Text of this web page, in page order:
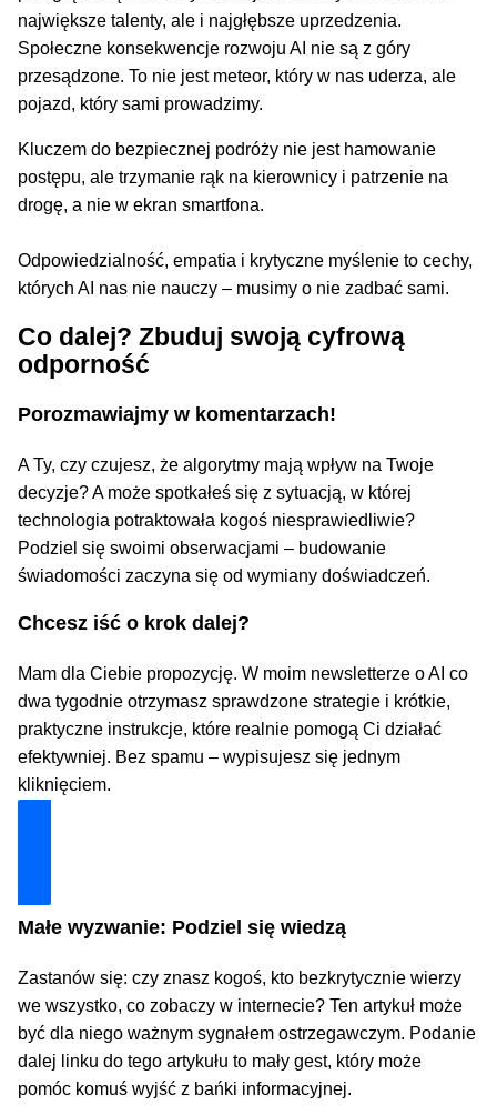
największe talenty, ale i najgłębsze uprzedzenia.
Społeczne konsekwencje rozwoju AI nie są z góry
przesądzone. To nie jest meteor, który w nas uderza, ale
pojazd, który sami prowadzimy.
Kluczem do bezpiecznej podróży nie jest hamowanie
postępu, ale trzymanie rąk na kierownicy i patrzenie na
drogę, a nie w ekran smartfona.
Odpowiedzialność, empatia i krytyczne myślenie to cechy,
których AI nas nie nauczy – musimy o nie zadbać sami.
Co dalej? Zbuduj swoją cyfrową
odporność
Porozmawiajmy w komentarzach!
A Ty, czy czujesz, że algorytmy mają wpływ na Twoje
decyzje? A może spotkałeś się z sytuacją, w której
technologia potraktowała kogoś niesprawiedliwie?
Podziel się swoimi obserwacjami – budowanie
świadomości zaczyna się od wymiany doświadczeń.
Chcesz iść o krok dalej?
Mam dla Ciebie propozycję. W moim newsletterze o AI co
dwa tygodnie otrzymasz sprawdzone strategie i krótkie,
praktyczne instrukcje, które realnie pomogą Ci działać
efektywniej. Bez spamu – wypisujesz się jednym
kliknięciem.
Małe wyzwanie: Podziel się wiedzą
Zastanów się: czy znasz kogoś, kto bezkrytycznie wierzy
we wszystko, co zobaczy w internecie? Ten artykuł może
być dla niego ważnym sygnałem ostrzegawczym. Podanie
dalej linku do tego artykułu to mały gest, który może
pomóc komuś wyjść z bańki informacyjnej.